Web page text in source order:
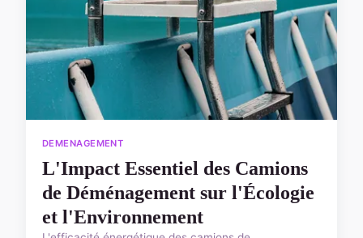
DEMENAGEMENT
L'Impact Essentiel des Camions
de Déménagement sur l'Écologie
et l'Environnement